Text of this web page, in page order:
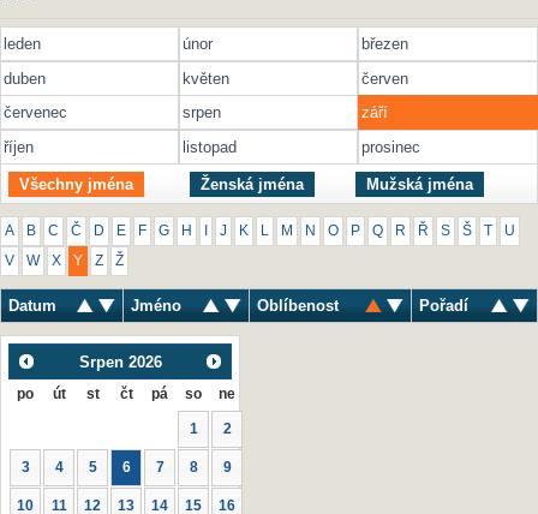
leden únor
březen
duben
květen
červen
červenec
srpen
září
říjen
listopad prosinec
Všechny jména Ženská jména Mužská jména
A B C Č D E F G H J K M N O P Q R Ř S Š U
V W X Y Z Ž
Datum Jméno Oblíbenost Pořadí
Srpen 2026
po út st čt pá so ne
1 2
3 4 5 6 7 8 9
10 11 12 13 14 15 16